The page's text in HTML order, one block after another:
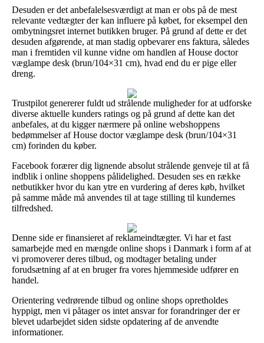
Desuden er det anbefalelsesværdigt at man er obs på de mest
relevante vedtægter der kan influere på købet, for eksempel den
ombytningsret internet butikken bruger. På grund af dette er det
desuden afgørende, at man stadig opbevarer ens faktura, således
man i fremtiden vil kunne vidne om handlen af House doctor
væglampe desk (brun/104×31 cm), hvad end du er pige eller
dreng.
Trustpilot genererer fuldt ud strålende muligheder for at udforske
diverse aktuelle kunders ratings og på grund af dette kan det
anbefales, at du kigger nærmere på online webshoppens
bedømmelser af House doctor væglampe desk (brun/104×31
cm) forinden du køber.
Facebook forærer dig lignende absolut strålende genveje til at få
indblik i online shoppens pålidelighed. Desuden ses en række
netbutikker hvor du kan ytre en vurdering af deres køb, hvilket
på samme måde må anvendes til at tage stilling til kundernes
tilfredshed.
Denne side er finansieret af reklameindtægter. Vi har et fast
samarbejde med en mængde online shops i Danmark i form af at
vi promoverer deres tilbud, og modtager betaling under
forudsætning af at en bruger fra vores hjemmeside udfører en
handel.
Orientering vedrørende tilbud og online shops opretholdes
hyppigt, men vi påtager os intet ansvar for forandringer der er
blevet udarbejdet siden sidste opdatering af de anvendte
informationer.